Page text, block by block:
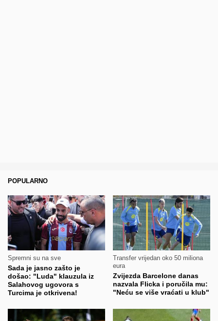
POPULARNO
Spremni su na sve
Sada je jasno zašto je
došao: "Luda" klauzula iz
Salahovog ugovora s
Turcima je otkrivena!
Transfer vrijedan oko 50 miliona
eura
Zvijezda Barcelone danas
nazvala Flicka i poručila mu:
"Neću se više vraćati u klub"